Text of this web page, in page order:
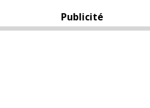
Publicité